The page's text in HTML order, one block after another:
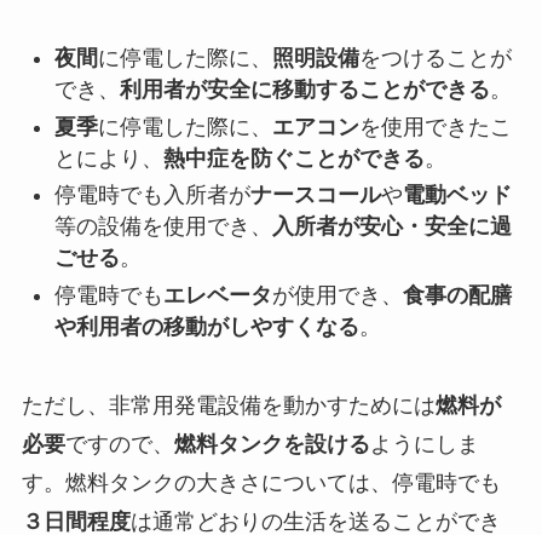
夜間に停電した際に、 照明設備をつけることが
でき、 利用者が安全に移動することができる。
夏季に停電した際に、 エアコンを使用できたこ
とにより、 熱中症を防ぐことができる。
停電時でも入所者がナースコールや電動ベッド
等の設備を使用でき、
入所者が安心・安全に過
ごせる。
停電時でも エレベータが使用でき、 食事の配膳
や利用者の移動がしやすくなる。
ただし、非常用発電設備を動かすためには燃料が
必要ですので、 燃料タンクを設けるようにしま
す。燃料タンクの大きさについては、停電時でも
３日間程度は通常どおりの生活を送ることができ